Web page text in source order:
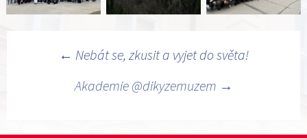
Navigace← Nebát se, zkusit a vyjet do světa!
Akademie @dikyzemuzem →